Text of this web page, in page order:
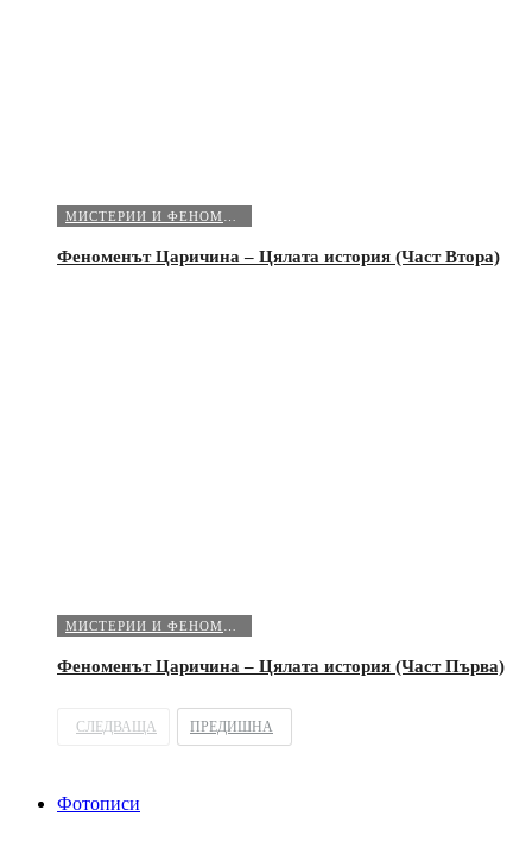
Феноменът Царичина – Цялата история (Част Втора)
Феноменът Царичина – Цялата история (Част Първа)
СЛЕДВАЩА ПРЕДИШНА
Фотописи